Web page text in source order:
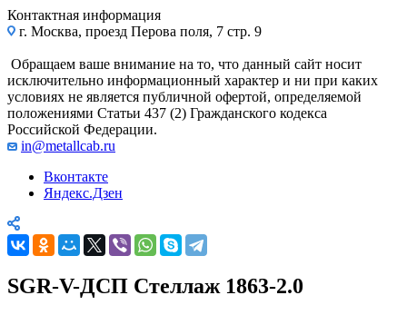
Контактная информация
г. Москва, проезд Перова поля, 7 стр. 9
Обращаем ваше внимание на то, что данный сайт носит
исключительно информационный характер и ни при каких
условиях не является публичной офертой, определяемой
положениями Статьи 437 (2) Гражданского кодекса
Российской Федерации.
in@metallcab.ru
Вконтакте
Яндекс.Дзен
SGR-V-ДСП Стеллаж 1863-2.0